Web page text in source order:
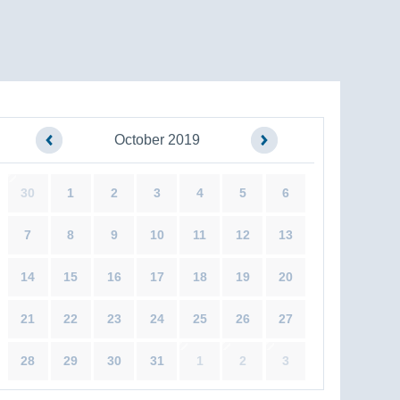
October 2019
30 1 2 3 4 5 6
7 8 9 10 11 12 13
14 15 16 17 18 19 20
21 22 23 24 25 26 27
28 29 30 31 1 2 3